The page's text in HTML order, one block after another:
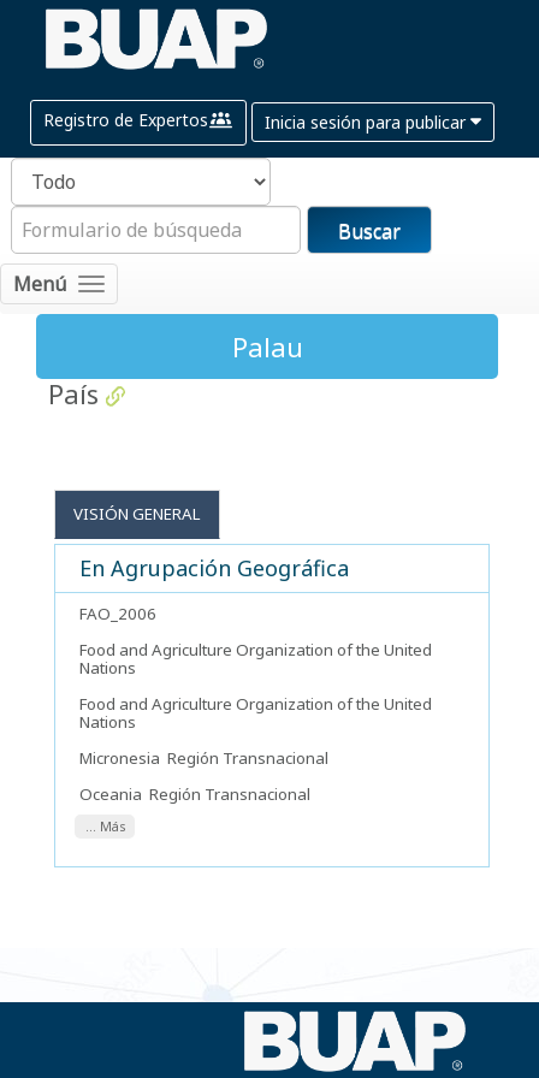
Registro de Expertos Inicia sesión para publicar
Buscar
Menú
Palau
País
VISIÓN GENERAL
En Agrupación Geográfica
FAO_2006
Food and Agriculture Organization of the United
Nations
Food and Agriculture Organization of the United
Nations
Micronesia Región Transnacional
Oceania Región Transnacional
... Más